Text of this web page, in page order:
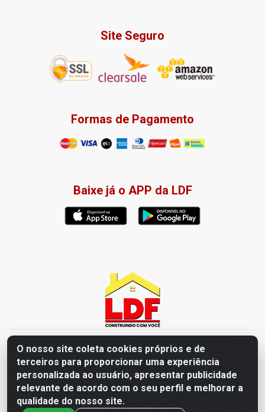
O nosso site coleta cookies próprios e de
terceiros para proporcionar uma experiência
personalizada ao usuário, apresentar publicidade
relevante de acordo com o seu perfil e melhorar a
qualidade do nosso site.
Site Seguro
Formas de Pagamento
Baixe já o APP da LDF
LDF Home Center - R. Hortência Helena Amorim Brito, 1343 -
Jardim América, Cabedelo - PB / CEP 58102-660 - CNPJ
57.477.123/0001-35